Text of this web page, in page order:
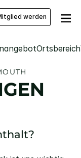
werden
Ortsbereich